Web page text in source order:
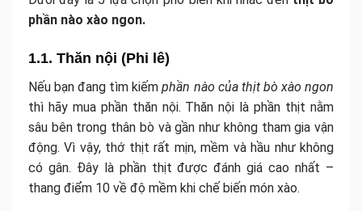
phần nào xào ngon.
1.1. Thăn nội (Phi lê)
Nếu bạn đang tìm kiếmphần nào của thịt bò xào ngon
thì hãy mua phần thăn nội. Thăn nội là phần thịt nằm
sâu bên trong thân bò và gần như không tham gia vận
động. Vì vậy, thớ thịt rất mịn, mềm và hầu như không
có gân. Đây là phần thịt được đánh giá cao nhất –
thang điểm 10 về độ mềm khi chế biến món xào.